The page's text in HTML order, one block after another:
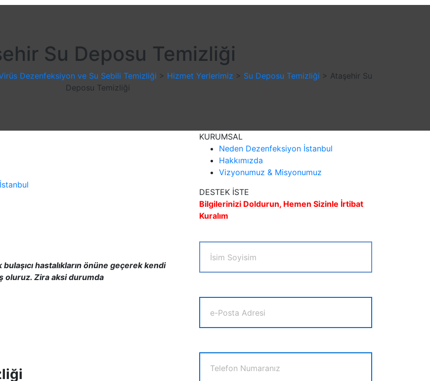
Su Deposu Temizliği
Dezenfeksiyon ve Su Sebili Temizliği > Hizmet Yerlerimiz > Su Deposu Temizliği > Ataşehir Su
Deposu Temizliği
hastalıkların önüne geçerek kendi
oluruz. Zira aksi durumda
KURUMSAL
Neden Dezenfeksiyon İstanbul
Hakkımızda
Vizyonumuz & Misyonumuz
DESTEK İSTE
Bilgilerinizi Doldurun, Hemen Sizinle İrtibat
Kuralım